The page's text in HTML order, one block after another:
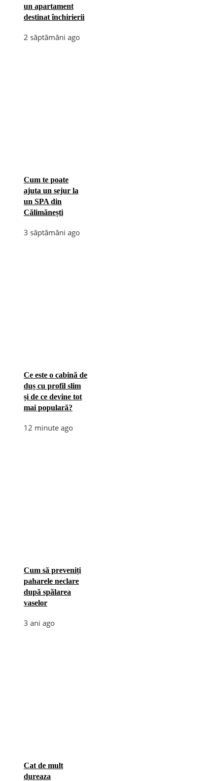
un apartament
destinat închirierii
2 săptămâni ago
Cum te poate
ajuta un sejur la
un SPA din
Călimănești
3 săptămâni ago
Ce este o cabină de
duș cu profil slim
și de ce devine tot
mai populară?
12 minute ago
Cum să preveniți
paharele neclare
după spălarea
vaselor
3 ani ago
Cat de mult
dureaza